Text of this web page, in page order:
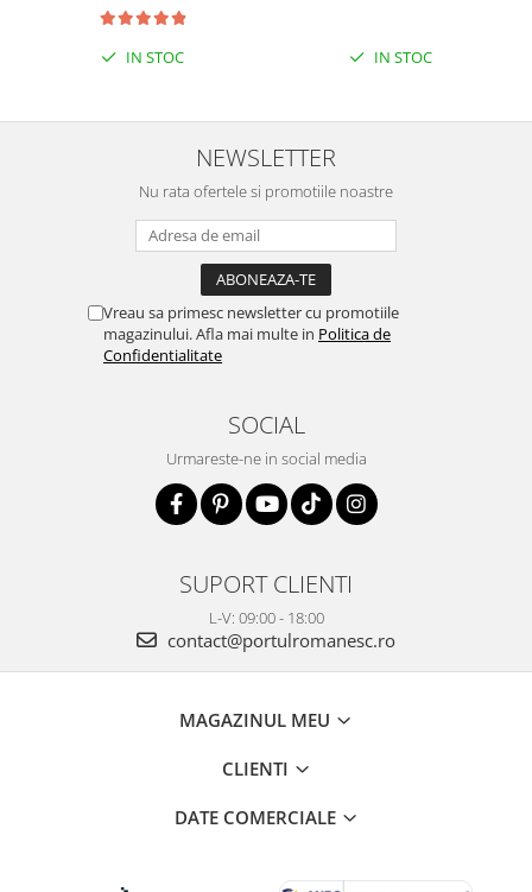
IN STOC IN STOC
NEWSLETTER
Nu rata ofertele si promotiile noastre
Vreau sa primesc newsletter cu promotiile
magazinului. Afla mai multe in Politica de
Confidentialitate
SOCIAL
Urmareste-ne in social media
SUPORT CLIENTI
L-V: 09:00 - 18:00
contact@portulromanesc.ro
MAGAZINUL MEU
CLIENTI
DATE COMERCIALE